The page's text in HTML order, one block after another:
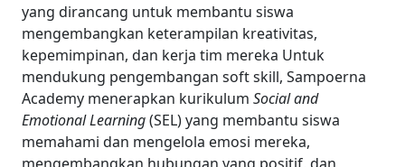
yang dirancang untuk membantu siswa
mengembangkan keterampilan kreativitas,
kepemimpinan, dan kerja tim mereka Untuk
mendukung pengembangan soft skill, Sampoerna
Academy menerapkan kurikulum Social and
Emotional Learning(SEL) yang membantu siswa
memahami dan mengelola emosi mereka,